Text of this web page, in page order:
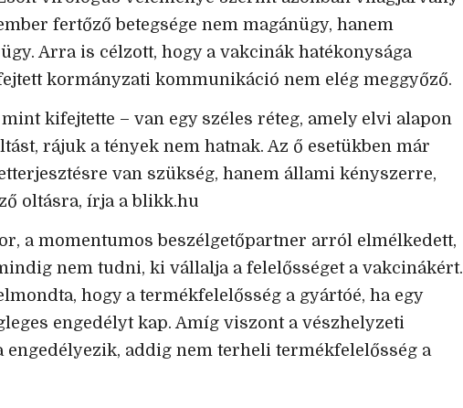
fertőző betegsége nem magánügy, hanem
Arra is célzott, hogy a vakcinák hatékonysága
kormányzati kommunikáció nem elég meggyőző.
mint kifejtette – van egy széles réteg, amely elvi alapon
rájuk a tények nem hatnak. Az ő esetükben már
van szükség, hanem állami kényszerre,
oltásra, írja a blikk.hu
a momentumos beszélgetőpartner arról elmélkedett,
nem tudni, ki vállalja a felelősséget a vakcinákért.
hogy a termékfelelősség a gyártóé, ha egy
engedélyt kap. Amíg viszont a vészhelyzeti
engedélyezik, addig nem terheli termékfelelősség a